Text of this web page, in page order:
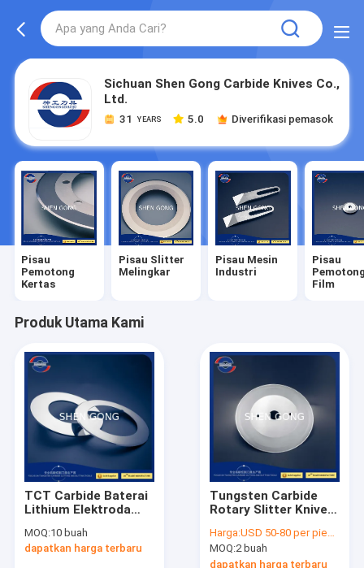
Sichuan Shen Gong Carbide Knives Co.,
Ltd.
31 YEARS 5.0 Diverifikasi pemasok
Pisau
Pemotong
Kertas
Pisau Slitter
Melingkar
Pisau Mesin
Industri
Pisau
Film
Produk Utama Kami
TCT Carbide Baterai
Lithium Elektroda
OD100 OD110 OD130
MOQ:10 buah
dapatkan harga terbaru
Tungsten Carbide
Rotary Slitter Knives
Pemotong Kertas
240mm
Harga:USD 50-80 per piece
MOQ:2 buah
dapatkan harga terbaru